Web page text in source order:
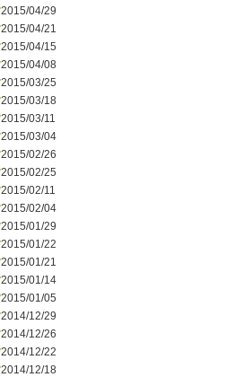
2015/04/29
2015/04/21
2015/04/15
2015/04/08
2015/03/25
2015/03/18
2015/03/11
2015/03/04
2015/02/26
2015/02/25
2015/02/11
2015/02/04
2015/01/29
2015/01/22
2015/01/21
2015/01/14
2015/01/05
2014/12/29
2014/12/26
2014/12/22
2014/12/18